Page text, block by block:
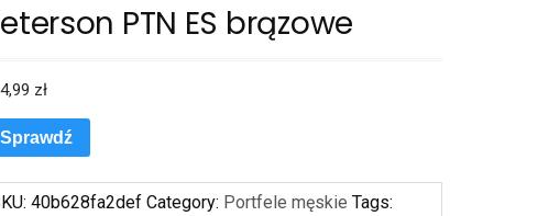
PTN ES brązowe
zł
Sprawdź
40b628fa2def Category: Portfele męskie Tags: